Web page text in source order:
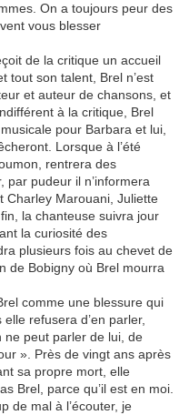
On a toujours peur des
vous blesser
de la critique un accueil
tout son talent, Brel n’est
et auteur de chansons, et
à la critique, Brel
pour Barbara et lui,
Lorsque à l’été
rentrera des
par pudeur il n’informera
Charley Marouani, Juliette
la chanteuse suivra jour
la curiosité des
plusieurs fois au chevet de
de Bobigny où Brel mourra
comme une blessure qui
refusera d’en parler,
ne peut parler de lui, de
». Près de vingt ans après
sa propre mort, elle
Brel, parce qu’il est en moi.
de mal à l’écouter, je